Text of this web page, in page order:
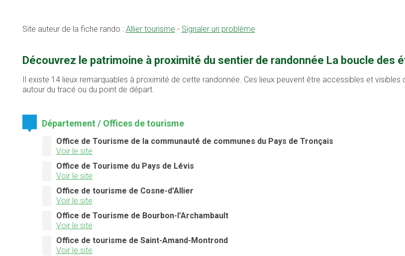
Site auteur de la fiche rando : Allier tourisme - Signaler un problème
Découvrez le patrimoine à proximité du sentier de randonnée La boucle des
Il existe 14 lieux remarquables à proximité de cette randonnée. Ces lieux peuvent être accessibles et
autour du tracé ou du point de départ.
Département / Offices de tourisme
Office de Tourisme de la communauté de communes du Pays de Tronçais
Voir le site
Office de Tourisme du Pays de Lévis
Voir le site
Office de tourisme de Cosne-d'Allier
Voir le site
Office de Tourisme de Bourbon-l’Archambault
Voir le site
Office de tourisme de Saint-Amand-Montrond
Voir le site